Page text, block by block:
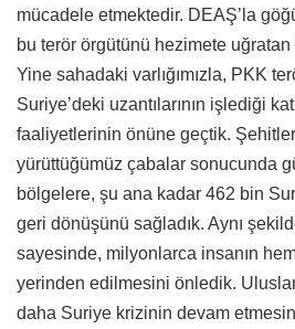
mücadele etmektedir. DEAŞ’la
bu terör örgütünü hezimete
Yine sahadaki varlığımızla, PKK
Suriye’deki uzantılarının işlediği
faaliyetlerinin önüne geçtik.
yürüttüğümüz çabalar sonucunda
bölgelere, şu ana kadar 462 bin
geri dönüşünü sağladık. Aynı
sayesinde, milyonlarca insanın hem
yerinden edilmesini önledik.
daha Suriye krizinin devam